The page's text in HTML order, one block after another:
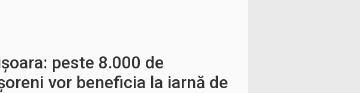
peste 8.000 de
vor beneficia la iarnă de